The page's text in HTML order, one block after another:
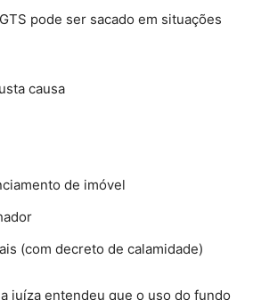
pode ser sacado em situações
causa
de imóvel
(com decreto de calamidade)
juíza entendeu que o uso do fundo